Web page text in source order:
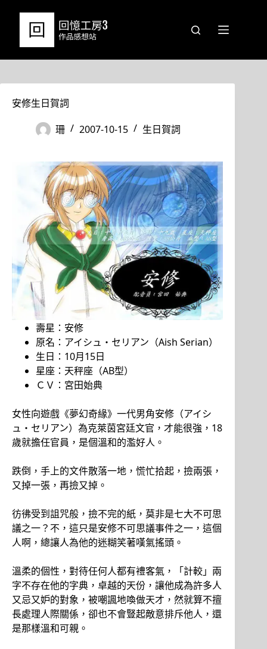
安修生日賀詞
珊
2007-10-15 生日賀詞
壽星：安修
原名：アイシュ・セリアン（Aish Serian）
生日：10月15日
星座：天秤座（AB型）
ＣＶ：宮田始典
女性向遊戲《夢幻奇緣》一代男角安修（アイシ
ュ・セリアン）為克萊茵宮廷文官，才能很強，18
歲就擔任官員，是個溫和的濫好人。
跌倒，手上的文件散落一地，慌忙拾起，撿兩張，
又掉一張，再撿又掉。
彷彿受到詛咒般，撿不完的紙，莫非是七大不可思
議之一？不，這只是安修不可思議事件之一，這個
人啊，總讓人為他的迷糊笑著嘆氣搖頭。
溫柔的個性，對待任何人都有禮客氣，「計較」兩
字不存在他的字典，卓越的天份，讓他成為許多人
又忌又妒的對象，被嘲諷地喚做天才，然就算不擅
長處理人際關係，卻也不會豎起敵意排斥他人，還
是那樣溫和可親。